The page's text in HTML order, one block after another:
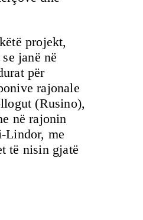
projekt,
janë në
për
rajonale
(Rusino),
në rajonin
Lindor, me
të nisin gjatë